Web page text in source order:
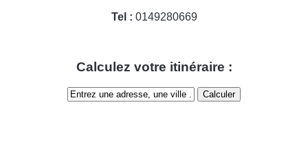
Tel : 0149280669
Calculez votre itinéraire :